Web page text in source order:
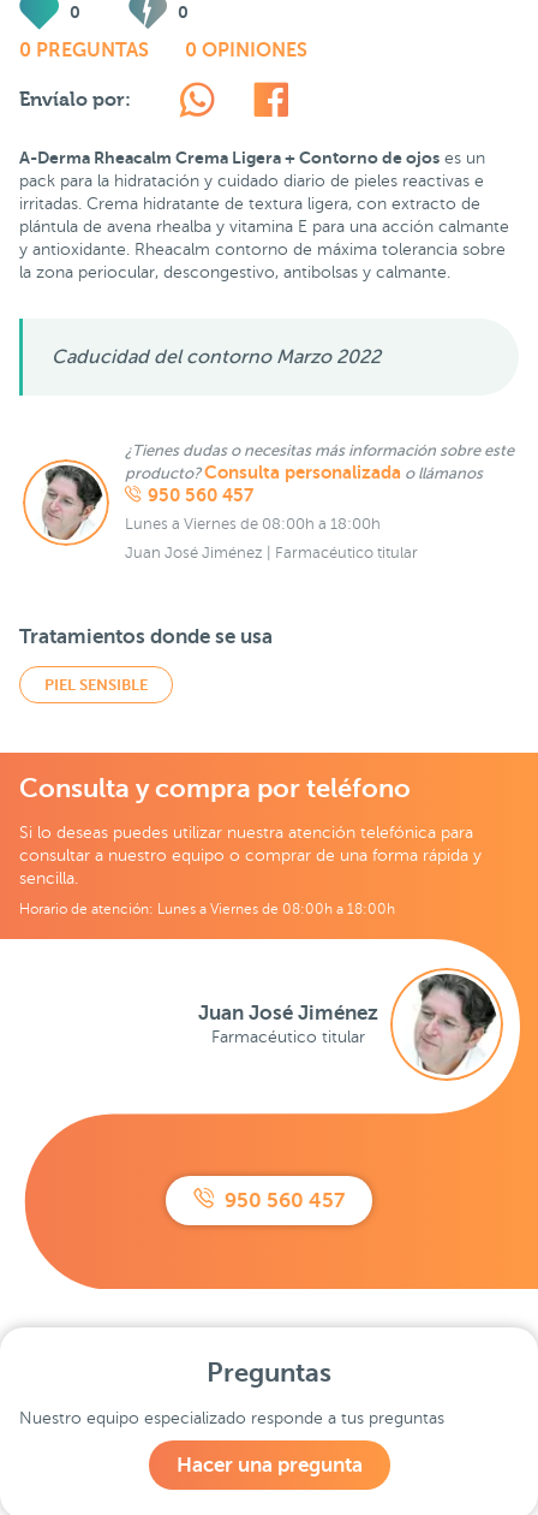
0 0
0 PREGUNTAS 0 OPINIONES
Envíalo por:
A-Derma Rheacalm Crema Ligera + Contorno de ojos es un
pack para la hidratación y cuidado diario de pieles reactivas e
irritadas. Crema hidratante de textura ligera, con extracto de
plántula de avena rhealba y vitamina E para una acción calmante
y antioxidante. Rheacalm contorno de máxima tolerancia sobre
la zona periocular, descongestivo, antibolsas y calmante.
Caducidad del contorno Marzo 2022
¿Tienes dudas o necesitas más información sobre este
producto?Consulta personalizada o llámanos
950 560 457
Lunes a Viernes de 08:00h a 18:00h
Juan José Jiménez | Farmacéutico titular
Tratamientos donde se usa
PIEL SENSIBLE
Consulta y compra por teléfono
Si lo deseas puedes utilizar nuestra atención telefónica para
consultar a nuestro equipo o comprar de una forma rápida y
sencilla.
Horario de atención: Lunes a Viernes de 08:00h a 18:00h
950 560 457
Juan José Jiménez
Farmacéutico titular
Preguntas
Nuestro equipo especializado responde a tus preguntas
Hacer una pregunta